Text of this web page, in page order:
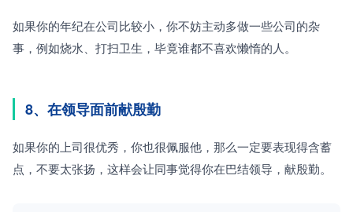
如果你的年纪在公司比较小，你不妨主动多做一些公司的杂
事，例如烧水、打扫卫生，毕竟谁都不喜欢懒惰的人。
8、在领导面前献殷勤
如果你的上司很优秀，你也很佩服他，那么一定要表现得含蓄
点，不要太张扬，这样会让同事觉得你在巴结领导，献殷勤。